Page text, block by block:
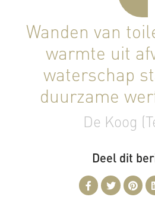
Wanden van
warmte uit
waterschap
duurzame
De Koog
Deel dit